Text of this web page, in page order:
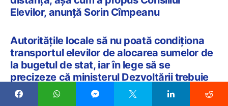
Elevilor, anunță Sorin Cîmpeanu
Autoritățile locale să nu poată condiționa
transportul elevilor de alocarea sumelor de
la bugetul de stat, iar în lege să se
precizeze că ministerul Dezvoltării trebuie
să asigure fondurile – amendamentele
făcute de 14 organizații la proiectul de